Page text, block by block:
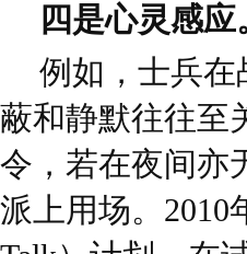
四是心灵感应
例如，士兵
蔽和静默往往至
令，若在夜间亦
派上用场。2010